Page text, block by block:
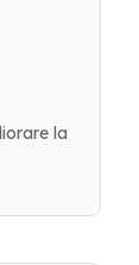
la